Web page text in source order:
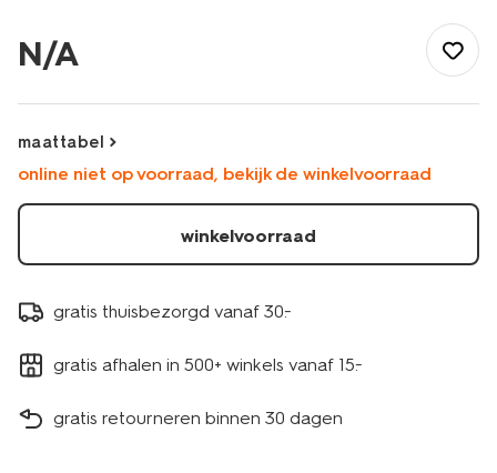
tailleslip-
micro-
ultimate-
comfort-
wit-
19640655OFFWHITE.html
N/A
maattabel
online niet op voorraad, bekijk de winkelvoorraad
winkelvoorraad
gratis thuisbezorgd vanaf 30.-
gratis afhalen in 500+ winkels vanaf 15.-
gratis retourneren binnen 30 dagen